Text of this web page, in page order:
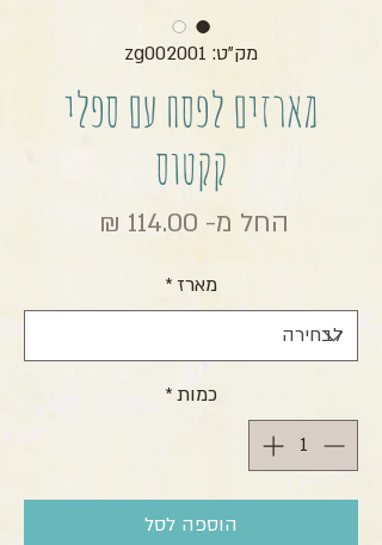
מק"ט: zg002001
מארזים לפסח עם ספלי
קקטוס
החל מ- 114.00 ₪
מארז *
כמות*
הוספה לסל